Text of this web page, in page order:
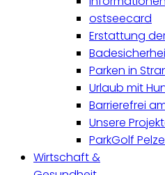
ostseecard
Erstattung
Parken in
Urlaub mit
Barrierefrei
Unsere
ParkGolf
Wirtschaft &